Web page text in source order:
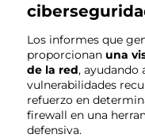
Los informes que
proporcionan una
de la red, ayudando
vulnerabilidades
refuerzo en
firewall en una
defensiva.